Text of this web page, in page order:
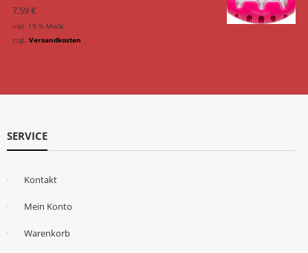
7,59€
inkl. 19 % MwSt.
zzgl. Versandkosten
SERVICE
Kontakt
Mein Konto
Warenkorb